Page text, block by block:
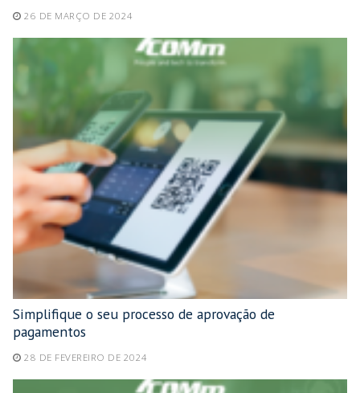
26 DE MARÇO DE 2024
Simplifique o seu processo de aprovação de
pagamentos
28 DE FEVEREIRO DE 2024